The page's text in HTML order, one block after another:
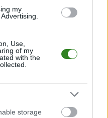
my
Use,
of my
with the
storage
vs Zagłębie Lubin
się w ramach 6. kolejki -
w dniu 25 sierpnia 2025.
w roli gospodarza. Jak
rozgrywek Ekstraklasa przed
możecie zobaczyć tabelę
sprawdzić jak spisuje się klub